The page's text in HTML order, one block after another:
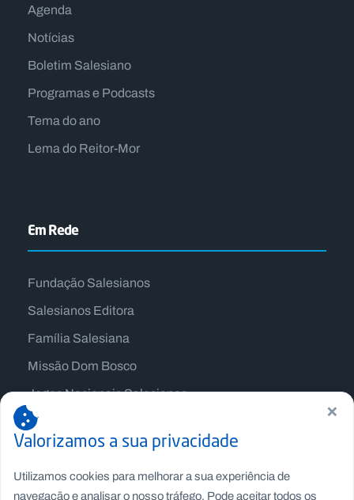
Agenda
Notícias
Boletim Salesiano
Programas e Podcasts
Tema do ano
Lema do Reitor-Mor
Em Rede
Fundação Salesianos
Salesianos Editora
Família Salesiana
Missão Dom Bosco
Jogos Nacionais Salesianos
×
Valorizamos a sua privacidade
Utilizamos cookies para melhorar a sua experiência de
navegação e analisar o nosso tráfego. Pode aceitar todos os